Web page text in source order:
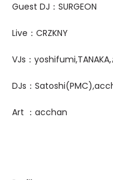
Guest DJ：SURGEON
Live：CRZKNY
VJs：yoshifumi,TANAKA,
DJs：
Art ：acchan